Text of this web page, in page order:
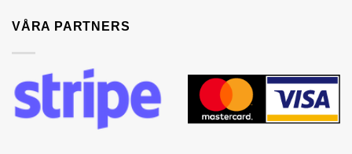
VÅRA PARTNERS